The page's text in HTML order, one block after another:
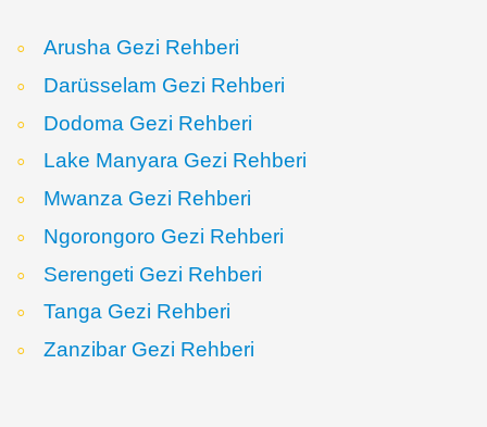
Arusha Gezi Rehberi
Darüsselam Gezi Rehberi
Dodoma Gezi Rehberi
Lake Manyara Gezi Rehberi
Mwanza Gezi Rehberi
Ngorongoro Gezi Rehberi
Serengeti Gezi Rehberi
Tanga Gezi Rehberi
Zanzibar Gezi Rehberi